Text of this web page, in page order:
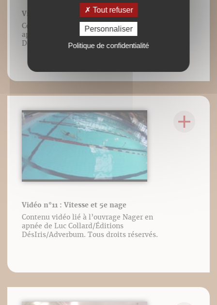
Vidéo n°10 : Dolphin Kick Costal
Contenu vidéo lié à l’ouvrage Nager en
apnée de Luc Collard/Éditions
DésIris/Adverbum. Tous droits réservés.
Vidéo n°11 : Vitesse et 5e nage
Contenu vidéo lié à l’ouvrage Nager en
apnée de Luc Collard/Éditions
DésIris/Adverbum. Tous droits réservés.
Tout refuser
Personnaliser
Politique de confidentialité